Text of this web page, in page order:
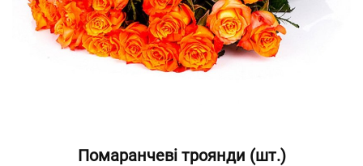
Помаранчеві троянди (шт.)